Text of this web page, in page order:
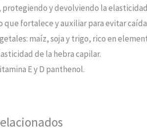
y devolviendo la
que fortalece y auxiliar para evitar
maíz, soja y trigo, rico en
de la hebra capilar.
E y D panthenol.